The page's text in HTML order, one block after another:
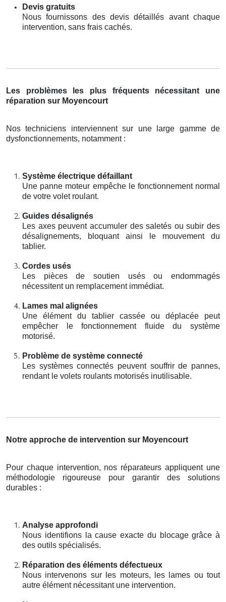
Devis gratuits
Nous fournissons des devis détaillés avant chaque
intervention, sans frais cachés.
Les problèmes les plus fréquents nécessitant une
réparation sur Moyencourt
Nos techniciens interviennent sur une large gamme de
dysfonctionnements, notamment :
Système électrique défaillant
Une panne moteur empêche le fonctionnement normal
de votre volet roulant.
Guides désalignés
Les axes peuvent accumuler des saletés ou subir des
désalignements, bloquant ainsi le mouvement du
tablier.
Cordes usés
Les pièces de soutien usés ou endommagés
nécessitent un remplacement immédiat.
Lames mal alignées
Une élément du tablier cassée ou déplacée peut
empêcher le fonctionnement fluide du système
motorisé.
Problème de système connecté
Les systèmes connectés peuvent souffrir de pannes,
rendant le volets roulants motorisés inutilisable.
Notre approche de intervention sur Moyencourt
Pour chaque intervention, nos réparateurs appliquent une
méthodologie rigoureuse pour garantir des solutions
durables :
Analyse approfondi
Nous identifions la cause exacte du blocage grâce à
des outils spécialisés.
Réparation des éléments défectueux
Nous intervenons sur les moteurs, les lames ou tout
autre élément nécessitant une intervention.